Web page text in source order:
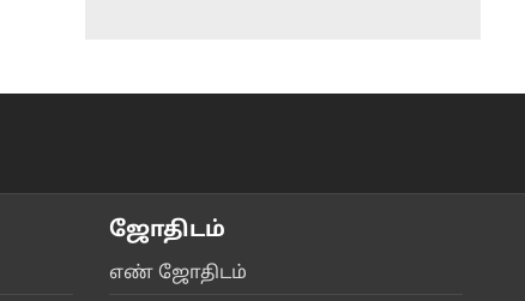
ஜோ‌திட‌ம்
எ‌ண் ஜோ‌திட‌ம்